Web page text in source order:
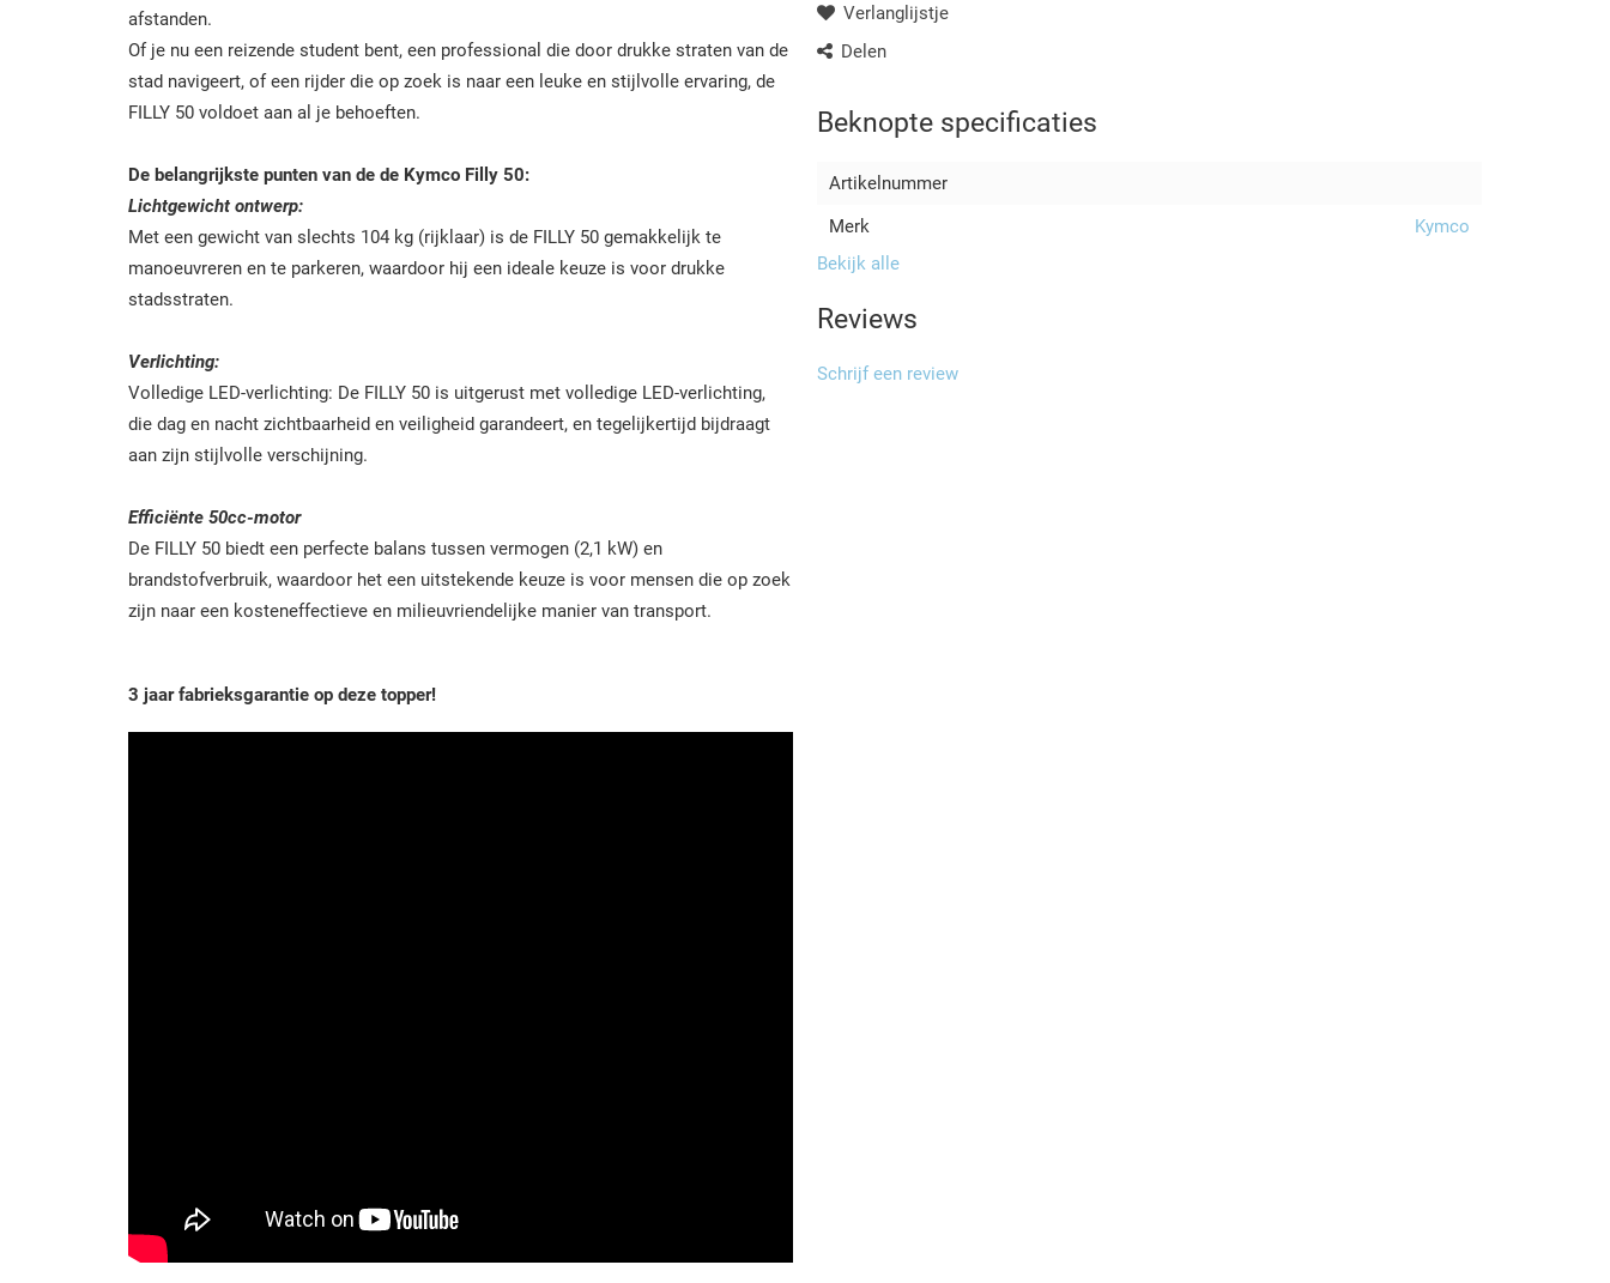
afstanden.
Of je nu een reizende student bent, een professional die door drukke straten van de
stad navigeert, of een rijder die op zoek is naar een leuke en stijlvolle ervaring, de
FILLY 50 voldoet aan al je behoeften.
De belangrijkste punten van de de Kymco Filly 50:
Lichtgewicht ontwerp:
Met een gewicht van slechts 104 kg (rijklaar) is de FILLY 50 gemakkelijk te
manoeuvreren en te parkeren, waardoor hij een ideale keuze is voor drukke
stadsstraten.
Verlichting:
Volledige LED-verlichting: De FILLY 50 is uitgerust met volledige LED-verlichting,
die dag en nacht zichtbaarheid en veiligheid garandeert, en tegelijkertijd bijdraagt
aan zijn stijlvolle verschijning.
Efficiënte 50cc-motor
De FILLY 50 biedt een perfecte balans tussen vermogen (2,1 kW) en
brandstofverbruik, waardoor het een uitstekende keuze is voor mensen die op zoek
zijn naar een kosteneffectieve en milieuvriendelijke manier van transport.
3 jaar fabrieksgarantie op deze topper!
Verlanglijstje
Delen
Beknopte specificaties
Artikelnummer
Merk
Kymco
Bekijk alle
Reviews
Schrijf een review